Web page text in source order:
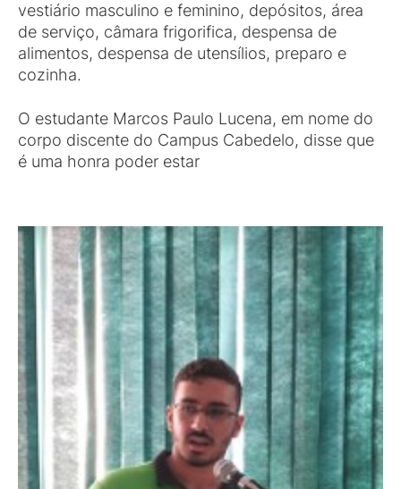
vestiário masculino e feminino, depósitos, área
de serviço, câmara frigorifica, despensa de
alimentos, despensa de utensílios, preparo e
cozinha.
O estudante Marcos Paulo Lucena, em nome do
corpo discente do Campus Cabedelo, disse que
é uma honra poder estar